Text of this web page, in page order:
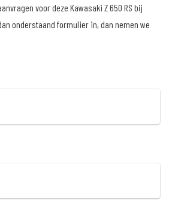
voor deze Kawasaki Z 650 RS bij
onderstaand formulier in, dan nemen we